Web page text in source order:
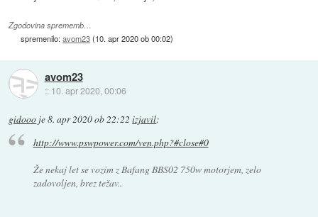
Zgodovina sprememb…
spremenilo:avom23(10. apr 2020 ob 00:02)
avom23
:: 10. apr 2020, 00:06
gidooo je8. apr 2020 ob 22:22 izjavil:
http://www.pswpower.com/ven.php?#close#0
Že nekaj let se vozim z Bafang BBS02 750w motorjem, zelo
zadovoljen, brez težav..